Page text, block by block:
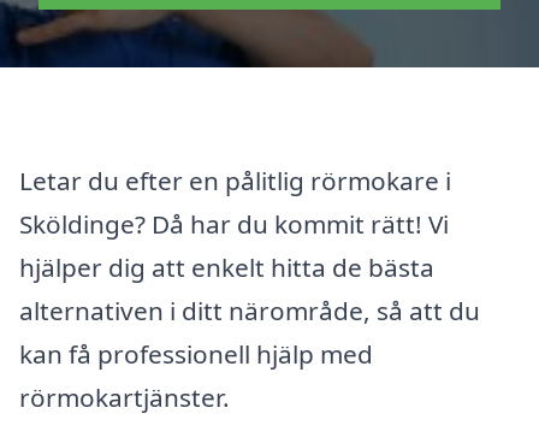
Letar du efter en pålitlig rörmokare i
Sköldinge? Då har du kommit rätt! Vi
hjälper dig att enkelt hitta de bästa
alternativen i ditt närområde, så att du
kan få professionell hjälp med
rörmokartjänster.